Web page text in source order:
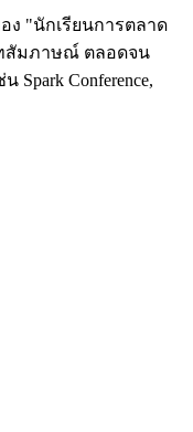
ง "นักเรียนการตลาด
สัมภาษณ์ ตลอดจน
Conference,